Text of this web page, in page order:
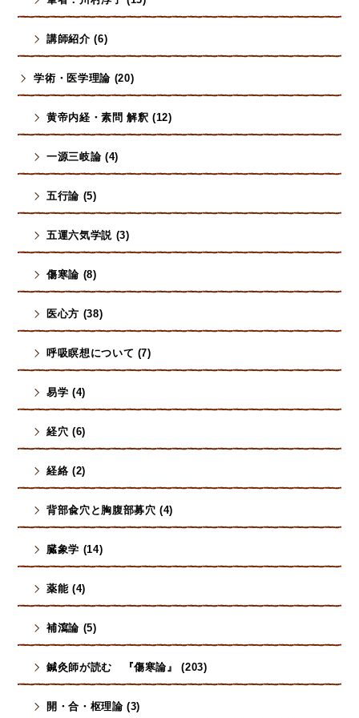
講師紹介 (6)
学術・医学理論 (20)
黄帝内経・素問 解釈 (12)
一源三岐論 (4)
五行論 (5)
五運六気学説 (3)
傷寒論 (8)
医心方 (38)
呼吸瞑想について (7)
易学 (4)
経穴 (6)
経絡 (2)
背部兪穴と胸腹部募穴 (4)
臓象学 (14)
薬能 (4)
補瀉論 (5)
鍼灸師が読む 『傷寒論』 (203)
開・合・枢理論 (3)